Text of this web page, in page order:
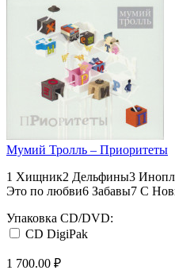
Мумий Тролль – Приоритеты
1 Хищник2 Дельфины3
Это по любви6 Забавы7 С
Упаковка CD/DVD:
CD DigiPak
1 700.00 ₽